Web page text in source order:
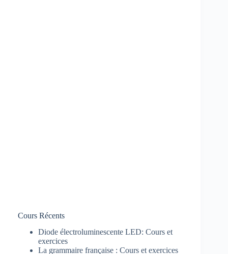
Cours Récents
Diode électroluminescente LED: Cours et
exercices
La grammaire française : Cours et exercices